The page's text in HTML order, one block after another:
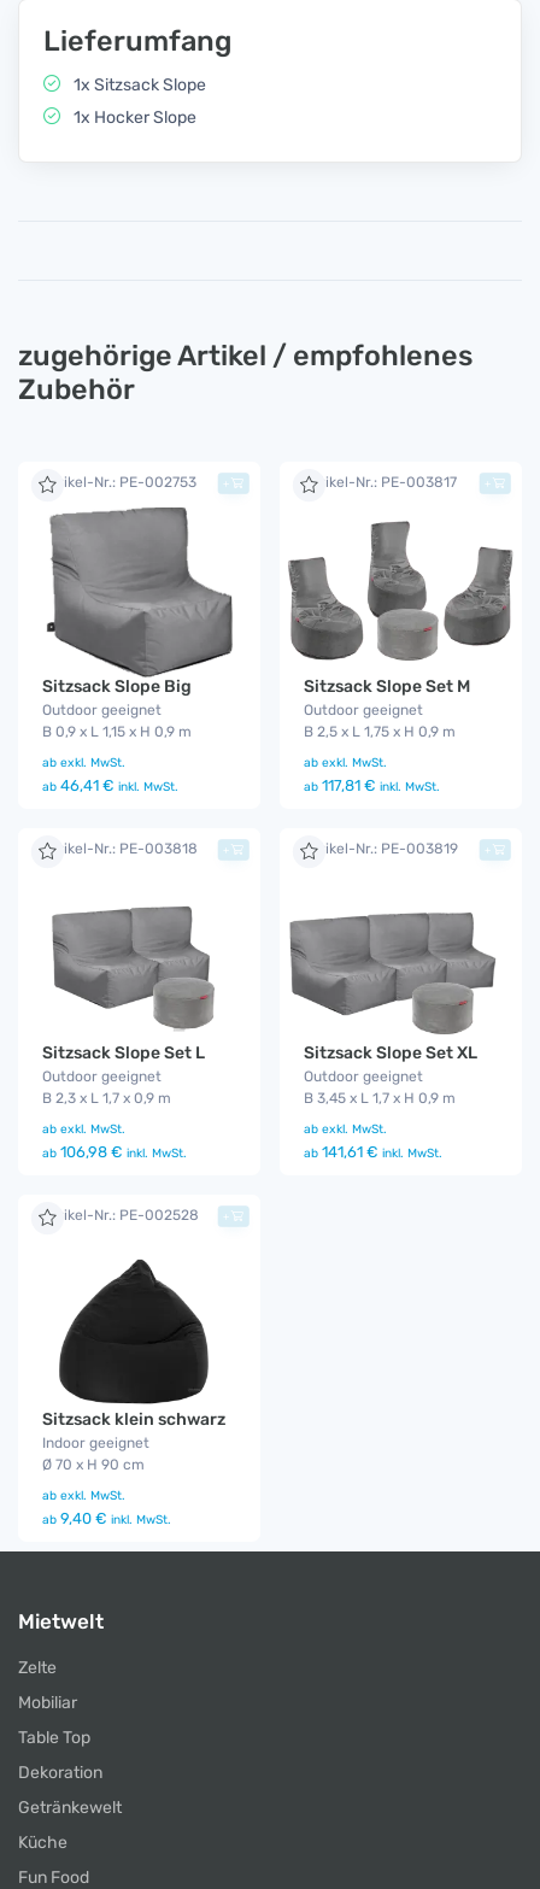
Lieferumfang
1x Sitzsack Slope
1x Hocker Slope
zugehörige Artikel / empfohlenes
Zubehör
Artikel-Nr.: PE-002753
Sitzsack Slope Big
Outdoor geeignet
B 0,9 x L 1,15 x H 0,9 m
ab exkl. MwSt.
ab 46,41 € inkl. MwSt.
+ Artikel-Nr.: PE-003817
Sitzsack Slope Set M
Outdoor geeignet
B 2,5 x L 1,75 x H 0,9 m
ab exkl. MwSt.
ab 117,81 € inkl. MwSt.
+
Artikel-Nr.: PE-003818
Sitzsack Slope Set L
Outdoor geeignet
B 2,3 x L 1,7 x 0,9 m
ab exkl. MwSt.
ab 106,98 € inkl. MwSt.
+ Artikel-Nr.: PE-003819
Sitzsack Slope Set XL
Outdoor geeignet
B 3,45 x L 1,7 x H 0,9 m
ab exkl. MwSt.
ab 141,61 € inkl. MwSt.
+
Artikel-Nr.: PE-002528
Sitzsack klein schwarz
Indoor geeignet
Ø 70 x H 90 cm
ab exkl. MwSt.
ab 9,40 € inkl. MwSt.
+
Mietwelt
Zelte
Mobiliar
Table Top
Dekoration
Getränkewelt
Küche
Fun Food